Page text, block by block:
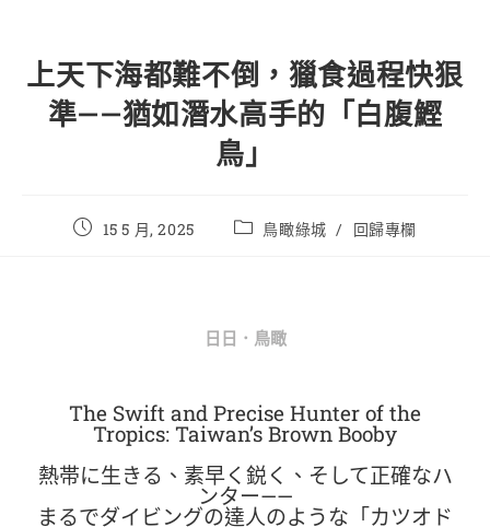
上天下海都難不倒，獵食過程快狠
準——猶如潛水高手的「白腹鰹
鳥」
15 5 月, 2025 鳥瞰綠城 / 回歸專欄
日日．鳥瞰
The Swift and Precise Hunter of the
Tropics: Taiwan’s Brown Booby
熱帯に生きる、素早く鋭く、そして正確なハ
ンター——
まるでダイビングの達人のような「カツオド